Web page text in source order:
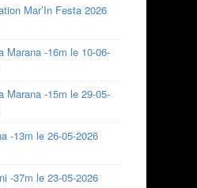
Mar’In Festa 2026
Marana -16m le 10-06-
Marana -15m le 29-05-
-13m le 26-05-2026
-37m le 23-05-2026